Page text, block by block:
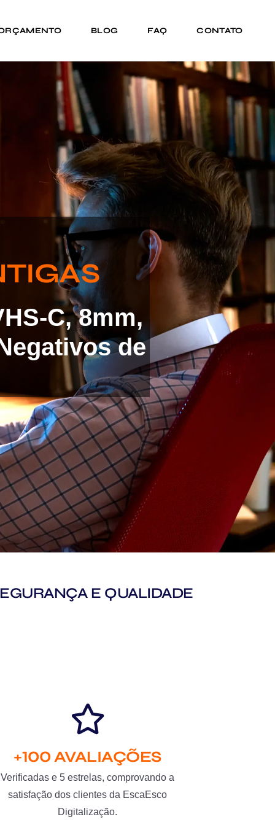
BLOG FAQ CONTATO
C, 8mm,
de
E QUALIDADE
+100 AVALIAÇÕES
Verificadas e 5 estrelas, comprovando a
satisfação dos clientes da EscaEsco
Digitalização.